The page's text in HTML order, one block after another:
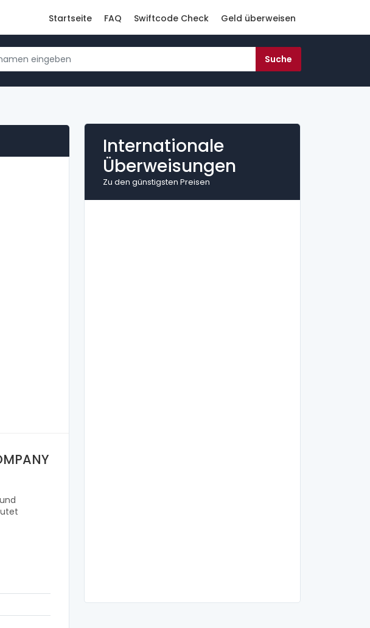
Startseite FAQ Swiftcode Check Geld überweisen
Internationale
Überweisungen
Zu den günstigsten Preisen